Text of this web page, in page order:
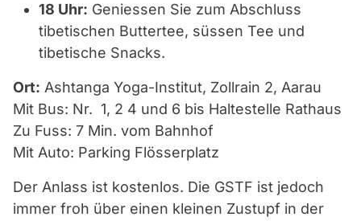
18 Uhr: Geniessen Sie zum Abschluss
tibetischen Buttertee, süssen Tee und
tibetische Snacks.
Ort: Ashtanga Yoga-Institut, Zollrain 2, Aarau
Mit Bus: Nr. 1, 2 4 und 6 bis Haltestelle Rathaus
Zu Fuss: 7 Min. vom Bahnhof
Mit Auto: Parking Flösserplatz
Der Anlass ist kostenlos. Die GSTF ist jedoch
immer froh über einen kleinen Zustupf in der